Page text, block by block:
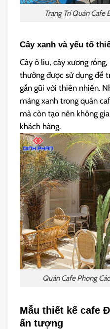
Trang Trí Quán
Cây xanh và yếu tố
Cây ô liu, cây xương
thường được sử dụng để
gần gũi với thiên nhiên.
mảng xanh trong quán
mà còn tạo nên không
khách hàng.
Quán Cafe Phong
Mẫu thiết kế cafe
ấn tượng